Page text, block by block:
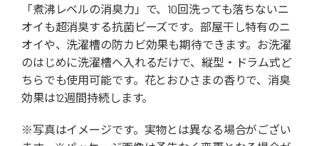
「煮沸レベルの消臭力」で、10回洗っても落ちないニ
オイも超消臭する抗菌ビーズです。部屋干し特有のニ
オイや、洗濯槽の防カビ効果も期待できます。お洗濯
のはじめに洗濯槽へ入れるだけで、縦型・ドラム式ど
ちらでも使用可能です。花とおひさまの香りで、消臭
効果は12週間持続します。
※写真はイメージです。実物とは異なる場合がござい